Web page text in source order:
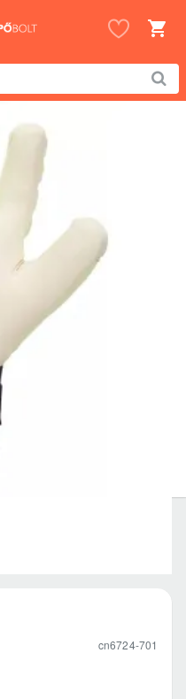
cn6724-701